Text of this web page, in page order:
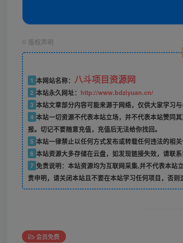
© 版权声明
1 本网站名称： 八斗项目资源网
2 本站永久网址： http://www.bdziyuan.cn/
3 本站文章部分内容可能来源于网络，仅供大家学习
4 本站一切资源不代表本站立场，并不代表本站赞同
报。切记不要随意充值，充值后无法给你找回。
5 本站一律禁止以任何方式发布或转载任何违法的相
6 本站资源大多存储在云盘，如发现链接失效，请联系
7 免责说明：本站资源均为互联网采集,并不代表本站
责申明，请关闭本站且不要在本站学习任何项目，否则
会员免费